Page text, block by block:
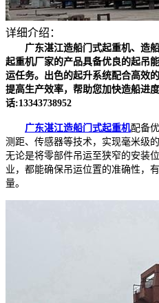
详细介绍：
广东湛江造船门式起重机、造
起重机厂家的产品具备优良的起吊
运任务。出色的起升系统配合高效
提高生产效率，帮助您加快造船进
话:13343738952
广东湛江造船门式起重机配备
测距、传感器等技术，实现毫米级
无论是将零部件吊运至狭窄的安装
业，都能确保吊运位置的准确性，
量。